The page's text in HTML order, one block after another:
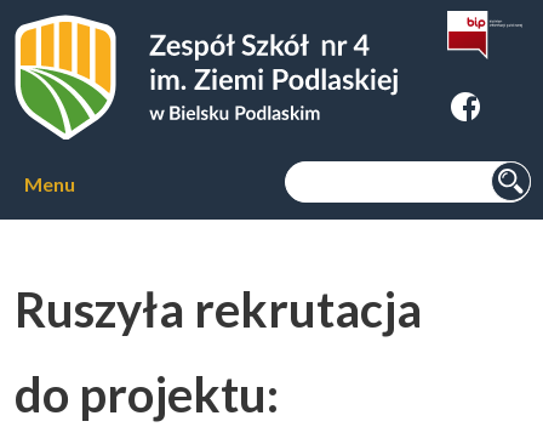
Zespoł Szkół nr 4 im. Ziemi
Podlaskiej w Bielsku Podlaskim
Szukaj:
Menu
O szkole
Kierunki kształcenia
Ruszyła rekrutacja
do projektu: